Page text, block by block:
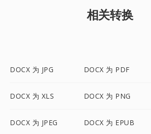
相关转换
DOCX 为 JPG DOCX 为 PDF
DOCX 为 XLS DOCX 为 PNG
DOCX 为 JPEG DOCX 为 EPUB